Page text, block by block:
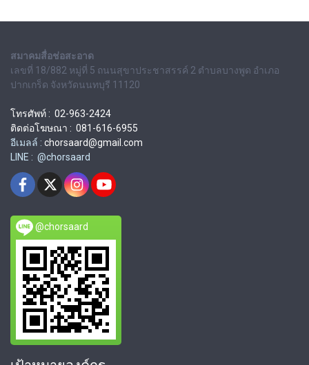
สมาคมสื่อช่อสะอาด
เลขที่ 18/882 หมู่ที่ 5 ถนนสุขาประชาสรรค์ 2 ตำบลบางพูด อำเภอ
ปากเกร็ด จังหวัดนนทบุรี 11120
โทรศัพท์ : 02-963-2424
ติดต่อโฆษณา : 081-616-6955
อีเมลล์ : chorsaard@gmail.com
LINE : @chorsaard
@chorsaard